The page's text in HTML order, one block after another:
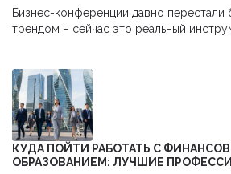
Бизнес-конференции давно
трендом – сейчас это реальный
почему туда даже втягиваются те, кто
тусовки. Добавлю примеры, лайфхаки и
Поговорим о мифах, неожиданных
разберём, кто реально выигрывает от
КУДА ПОЙТИ РАБОТАТЬ С
ОБРАЗОВАНИЕМ: ЛУЧШИЕ